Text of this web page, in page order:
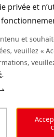
sur un service
Code
privée et
et
veuillez «
.